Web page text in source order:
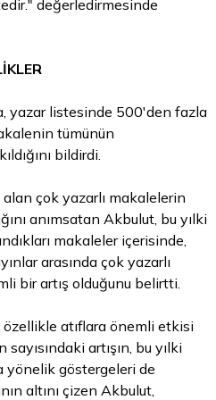
değerledirmesinde
yazar listesinde 500'den fazla
tümünün
bildirdi.
çok yazarlı makalelerin
anımsatan Akbulut, bu yılki
makaleler içerisinde,
arasında çok yazarlı
bir artış olduğunu belirtti.
atıflara önemli etkisi
artışın, bu yılki
yönelik göstergeleri de
altını çizen Akbulut,